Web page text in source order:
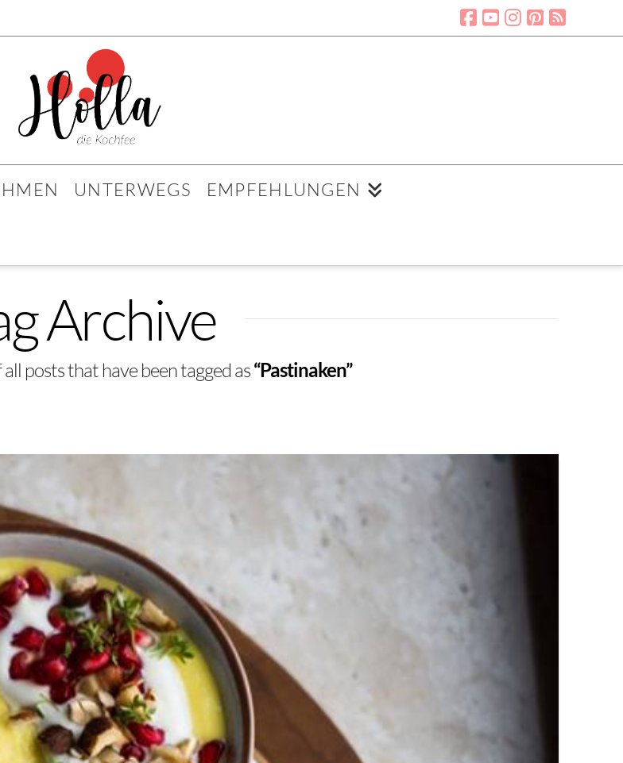
UNTERWEGS EMPFEHLUNGEN
Archive
posts that have been tagged as“Pastinaken”